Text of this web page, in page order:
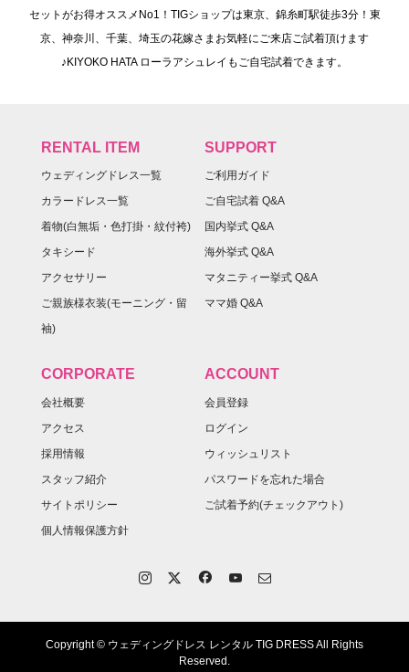
セットがお得オススメNo1！TIGショップは東京、錦糸町駅徒歩3分！東
京、神奈川、千葉、埼玉の花嫁さまお気軽にご来店ご試着頂けます
♪KIYOKO HATA ローラアシュレイもご自宅試着できます。
RENTAL ITEM
ウェディングドレス一覧
カラードレス一覧
着物(白無垢・色打掛・紋付袴)
タキシード
アクセサリー
ご親族様衣装(モーニング・留
袖)
SUPPORT
ご利用ガイド
ご自宅試着 Q&A
国内挙式 Q&A
海外挙式 Q&A
マタニティー挙式 Q&A
ママ婚 Q&A
CORPORATE
会社概要
アクセス
採用情報
スタッフ紹介
サイトポリシー
個人情報保護方針
ACCOUNT
会員登録
ログイン
ウィッシュリスト
パスワードを忘れた場合
ご試着予約(チェックアウト)
Copyright © ウェディングドレス レンタル TIG DRESS All Rights
Reserved.